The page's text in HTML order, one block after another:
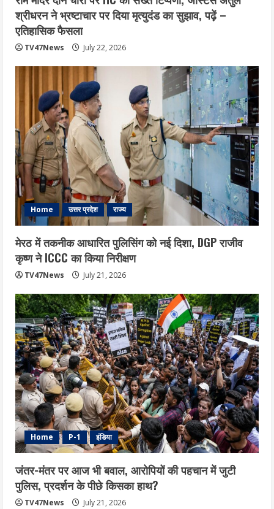
श्रीधरन ने भ्रष्टाचार पर द‍िया मृत्युदंड का सुझाव, पढ़ें –
एत‍िहास‍िक फैसला
TV47News July 22, 2026
Home उत्तर प्रदेश राज्य
मेरठ में तकनीक आधारित पुलिसिंग को नई दिशा, DGP राजीव
कृष्ण ने ICCC का किया निरीक्षण
TV47News July 21, 2026
Home P-1 इंडिया
जंतर-मंतर पर आज भी बवाल, आरोपियों की पहचान में जुटी
पुलिस, प्रदर्शन के पीछे किसका हाथ?
TV47News July 21, 2026